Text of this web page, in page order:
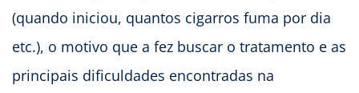
(quando iniciou, quantos cigarros fuma por dia
etc.), o motivo que a fez buscar o tratamento e as
principais dificuldades encontradas na